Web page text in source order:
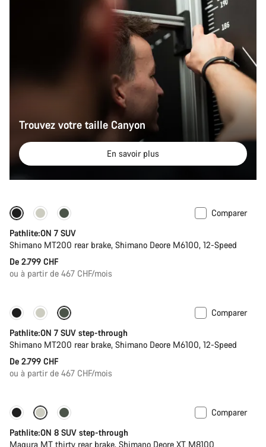
Trouvez votre taille Canyon
En savoir plus
Comparer
Pathlite:ON 7 SUV
Shimano MT200 rear brake, Shimano Deore M6100, 12-Speed
De 2.799 CHF
ou à partir de 467 CHF/mois
Comparer
Pathlite:ON 7 SUV step-through
Shimano MT200 rear brake, Shimano Deore M6100, 12-Speed
De 2.799 CHF
ou à partir de 467 CHF/mois
-13%
Comparer
Pathlite:ON 8 SUV step-through
Magura MT thirty rear brake, Shimano Deore XT M8100